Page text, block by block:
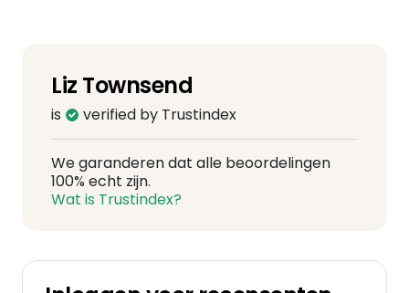
Liz Townsend
is verified by Trustindex
We garanderen dat alle beoordelingen
100% echt zijn.
Wat is Trustindex?